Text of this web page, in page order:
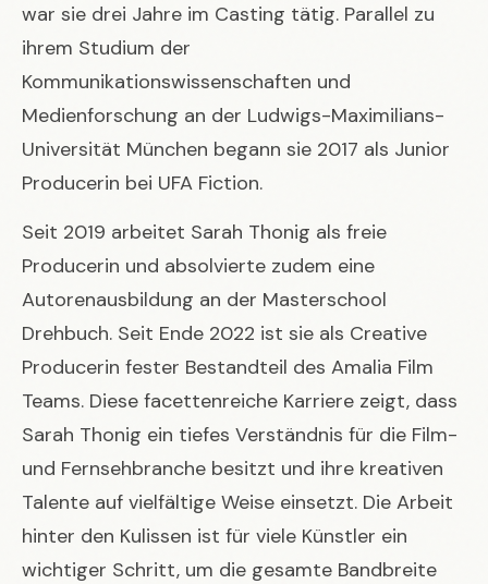
war sie drei Jahre im Casting tätig. Parallel zu
ihrem Studium der
Kommunikationswissenschaften und
Medienforschung an der Ludwigs-Maximilians-
Universität München begann sie 2017 als Junior
Producerin bei UFA Fiction.
Seit 2019 arbeitet Sarah Thonig als freie
Producerin und absolvierte zudem eine
Autorenausbildung an der Masterschool
Drehbuch. Seit Ende 2022 ist sie als Creative
Producerin fester Bestandteil des Amalia Film
Teams. Diese facettenreiche Karriere zeigt, dass
Sarah Thonig ein tiefes Verständnis für die Film-
und Fernsehbranche besitzt und ihre kreativen
Talente auf vielfältige Weise einsetzt. Die Arbeit
hinter den Kulissen ist für viele Künstler ein
wichtiger Schritt, um die gesamte Bandbreite